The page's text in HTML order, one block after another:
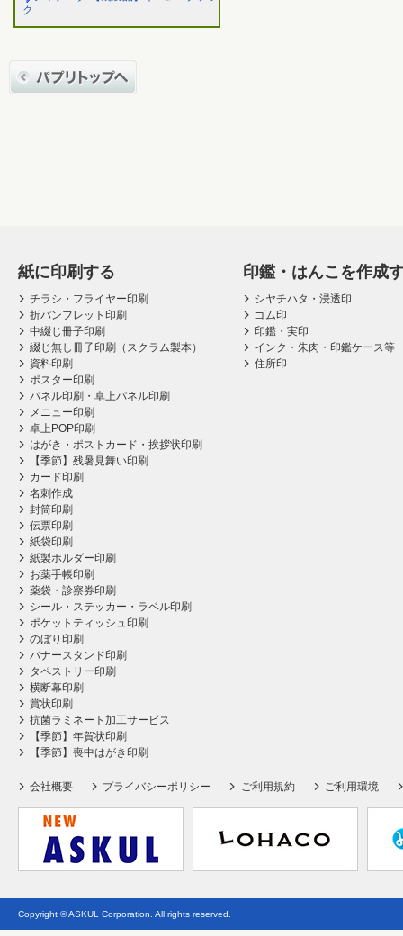
ク
紙に印刷する
チラシ・フライヤー印刷
折パンフレット印刷
中綴じ冊子印刷
綴じ無し冊子印刷（スクラム製本）
資料印刷
ポスター印刷
パネル印刷・卓上パネル印刷
メニュー印刷
卓上POP印刷
はがき・ポストカード・挨拶状印刷
【季節】残暑見舞い印刷
カード印刷
名刺作成
封筒印刷
伝票印刷
紙袋印刷
紙製ホルダー印刷
お薬手帳印刷
薬袋・診察券印刷
シール・ステッカー・ラベル印刷
ポケットティッシュ印刷
のぼり印刷
バナースタンド印刷
タペストリー印刷
横断幕印刷
賞状印刷
抗菌ラミネート加工サービス
【季節】年賀状印刷
【季節】喪中はがき印刷
印鑑・はんこを作成
シヤチハタ・浸透印
ゴム印
印鑑・実印
インク・朱肉・印鑑ケース等
住所印
会社概要 プライバシーポリシー ご利用規約 ご利用環境
Copyright © ASKUL Corporation. All rights reserved.